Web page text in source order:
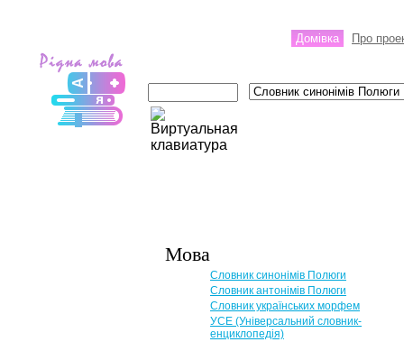
Домівка Про
Мова
Словник синонімів Полюги
Словник антонімів Полюги
Словник українських морфем
УСЕ (Універсальний словник-
енциклопедія)